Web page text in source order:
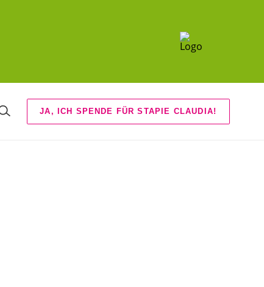
JA, ICH SPENDE FÜR STAPIE CLAUDIA!